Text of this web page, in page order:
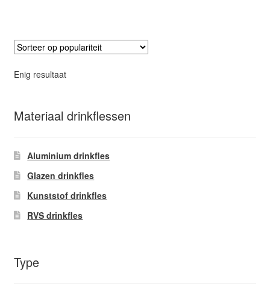
Enig resultaat
Materiaal drinkflessen
Aluminium drinkfles
Glazen drinkfles
Kunststof drinkfles
RVS drinkfles
Type